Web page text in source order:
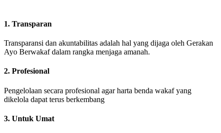
1. Transparan
Transparansi dan akuntabilitas adalah hal yang dijaga oleh Gerakan
Ayo Berwakaf dalam rangka menjaga amanah.
2. Profesional
Pengelolaan secara profesional agar harta benda wakaf yang
dikelola dapat terus berkembang
3. Untuk Umat